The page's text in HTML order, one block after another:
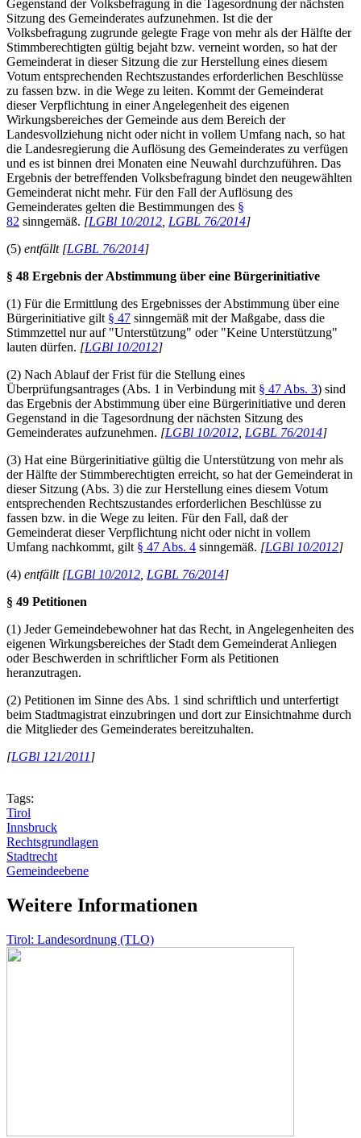
Gegenstand der Volksbefragung in die Tagesordnung der nächsten
Sitzung des Gemeinderates aufzunehmen. Ist die der
Volksbefragung zugrunde gelegte Frage von mehr als der Hälfte der
Stimmberechtigten gültig bejaht bzw. verneint worden, so hat der
Gemeinderat in dieser Sitzung die zur Herstellung eines diesem
Votum entsprechenden Rechtszustandes erforderlichen Beschlüsse
zu fassen bzw. in die Wege zu leiten. Kommt der Gemeinderat
dieser Verpflichtung in einer Angelegenheit des eigenen
Wirkungsbereiches der Gemeinde aus dem Bereich der
Landesvollziehung nicht oder nicht in vollem Umfang nach, so hat
die Landesregierung die Auflösung des Gemeinderates zu verfügen
und es ist binnen drei Monaten eine Neuwahl durchzuführen. Das
Ergebnis der betreffenden Volksbefragung bindet den neugewählten
Gemeinderat nicht mehr. Für den Fall der Auflösung des
Gemeinderates gelten die Bestimmungen des §
82 sinngemäß. [LGBl 10/2012 LGBL 76/2014]
(5) entfällt [LGBL 76/2014]
§ 48 Ergebnis der Abstimmung über eine Bürgerinitiative
(1) Für die Ermittlung des Ergebnisses der Abstimmung über eine
Bürgerinitiative gilt § 47 sinngemäß mit der Maßgabe, dass die
Stimmzettel nur auf "Unterstützung" oder "Keine Unterstützung"
lauten dürfen. [LGBl 10/2012]
(2) Nach Ablauf der Frist für die Stellung eines
Überprüfungsantrages (Abs. 1 in Verbindung mit § 47 Abs. 3) sind
das Ergebnis der Abstimmung über eine Bürgerinitiative und deren
Gegenstand in die Tagesordnung der nächsten Sitzung des
Gemeinderates aufzunehmen. [LGBl 10/2012 LGBL 76/2014]
(3) Hat eine Bürgerinitiative gültig die Unterstützung von mehr als
der Hälfte der Stimmberechtigten erreicht, so hat der Gemeinderat in
dieser Sitzung (Abs. 3) die zur Herstellung eines diesem Votum
entsprechenden Rechtszustandes erforderlichen Beschlüsse zu
fassen bzw. in die Wege zu leiten. Für den Fall, daß der
Gemeinderat dieser Verpflichtung nicht oder nicht in vollem
Umfang nachkommt, gilt § 47 Abs. 4 sinngemäß. [LGBl 10/2012]
(4) entfällt [LGBl 10/2012 LGBL 76/2014]
§ 49 Petitionen
(1) Jeder Gemeindebewohner hat das Recht, in Angelegenheiten des
eigenen Wirkungsbereiches der Stadt dem Gemeinderat Anliegen
oder Beschwerden in schriftlicher Form als Petitionen
heranzutragen.
(2) Petitionen im Sinne des Abs. 1 sind schriftlich und unterfertigt
beim Stadtmagistrat einzubringen und dort zur Einsichtnahme durch
die Mitglieder des Gemeinderates bereitzuhalten.
[LGBl 121/2011 ]
Tags:
Tirol
Innsbruck
Rechtsgrundlagen
Stadtrecht
Gemeindeebene
Weitere Informationen
Tirol: Landesordnung (TLO)